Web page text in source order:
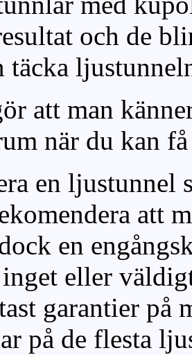
och de
täcka
att man
när du kan
en ljustunnel
att
en
eller
garantier på
på de flesta